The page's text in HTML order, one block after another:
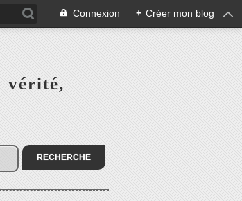
Connexion + Créer mon blog